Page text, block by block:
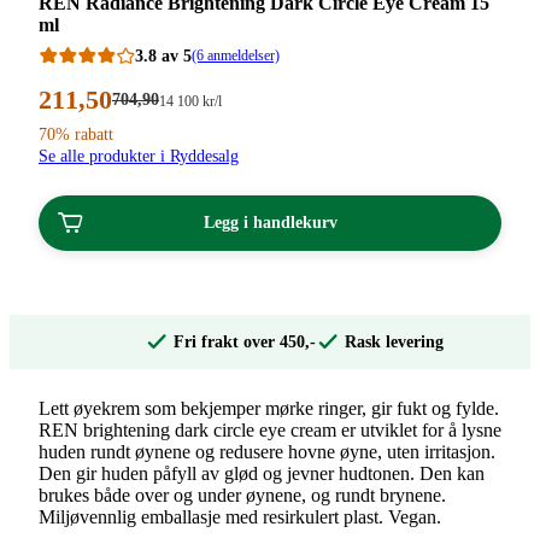
ml
3.8 av 5(6 anmeldelser)
Nåværende
pris:
211,50
kroner.
211,50Førpris:
kroner.
704,90Stykkpris:
kroner.
14 100 kr/l
70% rabatt
Se alle produkter i Ryddesalg
Legg i handlekurv
Fri frakt over 450,- Rask levering
Lett øyekrem som bekjemper mørke ringer, gir fukt og fylde.
REN brightening dark circle eye cream er utviklet for å lysne
huden rundt øynene og redusere hovne øyne, uten irritasjon.
Den gir huden påfyll av glød og jevner hudtonen. Den kan
brukes både over og under øynene, og rundt brynene.
Miljøvennlig emballasje med resirkulert plast. Vegan.